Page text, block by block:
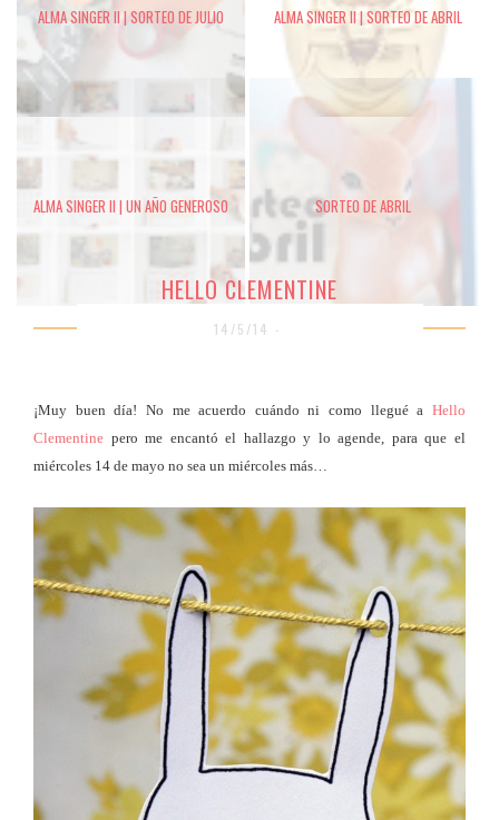
ALMA SINGER II | SORTEO DE JULIO ALMA SINGER II | SORTEO DE ABRIL
ALMA SINGER II | UN AÑO GENEROSO SORTEO DE ABRIL
HELLO CLEMENTINE
14/5/14 -
¡Muy buen día! No me acuerdo cuándo ni como llegué a Hello
Clementine pero me encantó el hallazgo y lo agende, para que el
miércoles 14 de mayo no sea un miércoles más…